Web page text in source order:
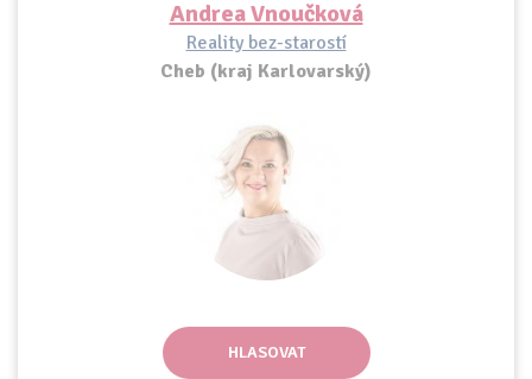
Andrea Vnoučková
Reality bez-starostí
Cheb (kraj Karlovarský)
HLASOVAT